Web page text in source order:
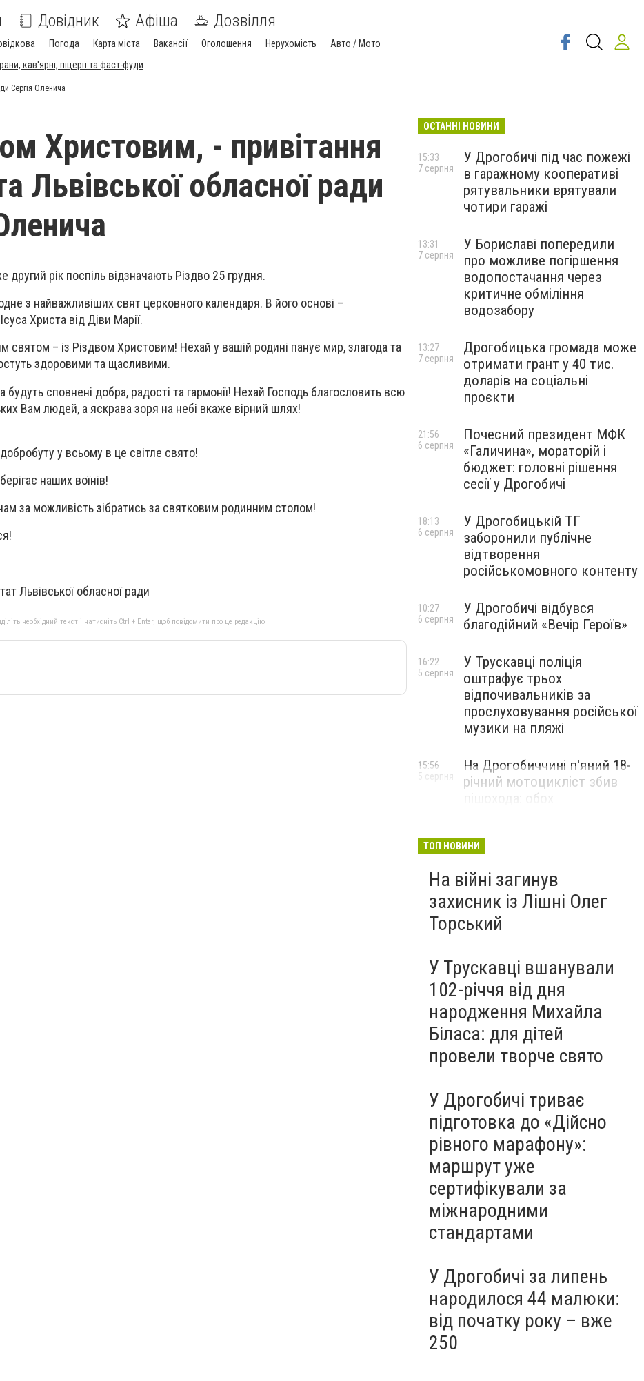
Довідник Афіша Дозвілля
Погода Карта міста Вакансії Оголошення Нерухомість
Авто / Мото
кав'ярні, піцерії та фаст-фуди
Сергія Оленича
Христовим, - привітання
Львівської обласної ради
другий рік поспіль відзначають Різдво 25 грудня.
з найважливіших свят церковного календаря. В його основі –
Христа від Діви Марії.
святом – із Різдвом Христовим! Нехай у вашій родині панує мир, злагода та
здоровими та щасливими.
будуть сповнені добра, радості та гармонії! Нехай Господь благословить всю
Вам людей, а яскрава зоря на небі вкаже вірний шлях!
у всьому в це світле свято!
наших воїнів!
за можливість зібратись за святковим родинним столом!
Львівської обласної ради
необхідний текст і натисніть Ctrl + Enter, щоб повідомити про це редакцію
ОСТАННІ НОВИНИ
У Дрогобичі під час пожежі
в гаражному кооперативі
рятувальники врятували
чотири гаражі
15:33
7 серпня
У Бориславі попередили
про можливе погіршення
водопостачання через
критичне обміління
водозабору
13:31
7 серпня
Дрогобицька громада може
отримати грант у 40 тис.
доларів на соціальні
проєкти
13:27
7 серпня
Почесний президент МФК
«Галичина», мораторій і
бюджет: головні рішення
сесії у Дрогобичі
21:56
6 серпня
У Дрогобицькій ТГ
заборонили публічне
відтворення
російськомовного контенту
18:13
6 серпня
У Дрогобичі відбувся
благодійний «Вечір Героїв»
10:27
6 серпня
У Трускавці поліція
оштрафує трьох
відпочивальників за
прослуховування російської
музики на пляжі
16:22
5 серпня
На Дрогобиччині п'яний 18-
річний мотоцикліст збив
пішохода: обох
15:56
5 серпня
ТОП НОВИНИ
На війні загинув
захисник із Лішні Олег
Торський
У Трускавці вшанували
102-річчя від дня
народження Михайла
Біласа: для дітей
провели творче свято
У Дрогобичі триває
підготовка до «Дійсно
рівного марафону»:
маршрут уже
сертифікували за
міжнародними
стандартами
У Дрогобичі за липень
народилося 44 малюки:
від початку року – вже
250